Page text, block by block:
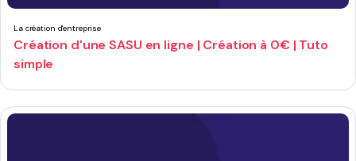
La création d'entreprise
Création d'une SASU en ligne | Création à 0€ | Tuto
simple